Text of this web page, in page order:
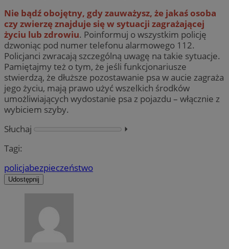
Nie bądź obojętny, gdy zauważysz, że jakaś osoba
czy zwierzę znajduje się w sytuacji zagrażającej
życiu lub zdrowiu. Poinformuj o wszystkim policję
dzwoniąc pod numer telefonu alarmowego 112.
Policjanci zwracają szczególną uwagę na takie sytuacje.
Pamiętajmy też o tym, że jeśli funkcjonariusze
stwierdzą, że dłuższe pozostawanie psa w aucie zagraża
jego życiu, mają prawo użyć wszelkich środków
umożliwiających wydostanie psa z pojazdu – włącznie z
wybiciem szyby.
Słuchaj
⏵︎
Tagi:
policjabezpieczeństwo
Udostępnij